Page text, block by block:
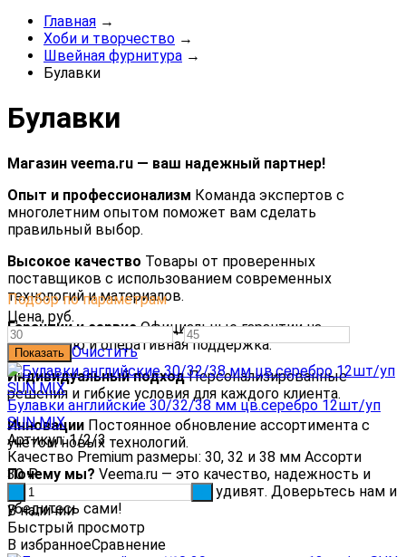
Главная →
Хоби и творчество →
Швейная фурнитура →
Булавки
Булавки
Магазин veema.ru — ваш надежный партнер!
Опыт и профессионализм Команда экспертов с
многолетним опытом поможет вам сделать
правильный выбор.
Высокое качество Товары от проверенных
поставщиков с использованием современных
технологий и материалов.
Гарантии и сервисОфициальные гарантии на
продукцию и оперативная поддержка.
Индивидуальный подходПерсонализированные
решения и гибкие условия для каждого клиента.
Инновации Постоянное обновление ассортимента с
учетом новых технологий.
Почему мы? Veema.ru — это качество, надежность и
сервис, которые вас приятно удивят. Доверьтесь нам и
убедитесь сами!
Подбор по параметрам
Цена, руб.
—
Очистить
Булавки английские 30/32/38 мм цв.серебро 12шт/уп
SUN MIX
Артикул: 1/2/3
Качество Premium размеры: 30, 32 и 38 мм Ассорти
30₽
В наличии
Быстрый просмотр
В избранноеСравнение